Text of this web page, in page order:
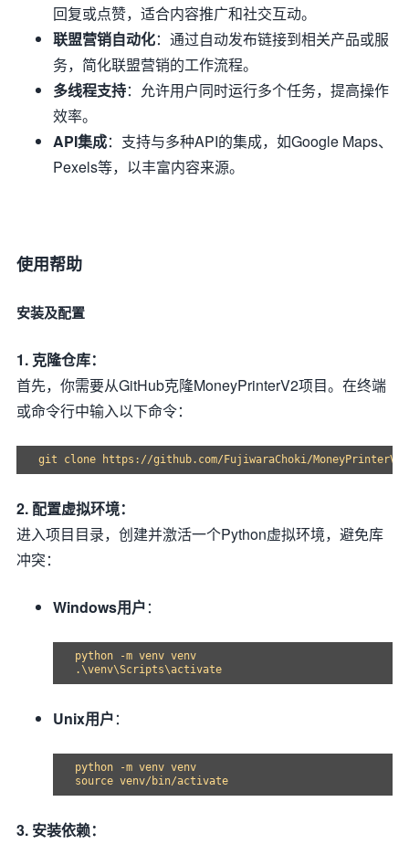
回复或点赞，适合内容推广和社交互动。
联盟营销自动化：通过自动发布链接到相关产品或服
务，简化联盟营销的工作流程。
多线程支持：允许用户同时运行多个任务，提高操作
效率。
API集成：支持与多种API的集成，如Google Maps、
Pexels等，以丰富内容来源。
使用帮助
安装及配置
1. 克隆仓库：
首先，你需要从GitHub克隆MoneyPrinterV2项目。在终端
或命令行中输入以下命令：
2. 配置虚拟环境：
进入项目目录，创建并激活一个Python虚拟环境，避免库
冲突：
Windows用户：
python -m venv venv
Unix用户：
python -m venv venv
3. 安装依赖：